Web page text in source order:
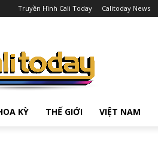
Truyền Hình Cali Today Calitoday News
KỲ THẾ GIỚI VIỆT NAM